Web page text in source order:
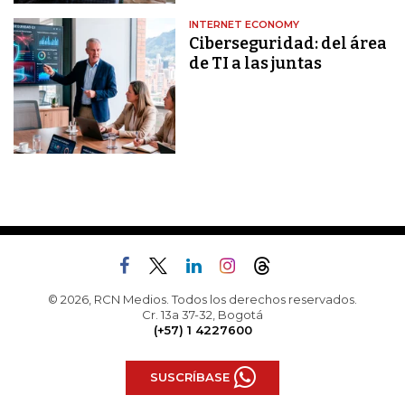
INTERNET ECONOMY
Ciberseguridad: del área
de TI a las juntas
© 2026, RCN Medios. Todos los derechos reservados.
Cr. 13a 37-32, Bogotá
(+57) 1 4227600
SUSCRÍBASE